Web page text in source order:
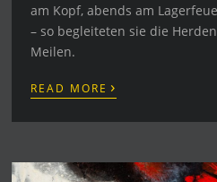
am Kopf, abends am
– so begleiteten sie die
Meilen.
READ MORE ›